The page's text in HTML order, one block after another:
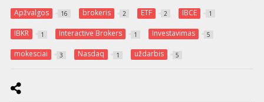
Apžvalgos 16 brokeris 2 ETF 2 IBCE 1
IBKR 1 Interactive Brokers 1 Investavimas 5
mokesciai 3 Nasdaq 1 uždarbis 5